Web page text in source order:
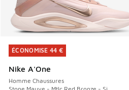
ÉCONOMISE 44 €
Nike A'One
Homme Chaussures
ÉCONOMISE 44 €